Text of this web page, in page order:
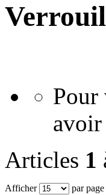
Pour
avoir
Articles 1
Afficher par page